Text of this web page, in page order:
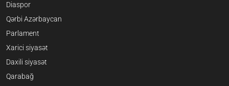
Diaspor
Qərbi Azərbaycan
Parlament
Xarici siyasət
Daxili siyasət
Qarabağ